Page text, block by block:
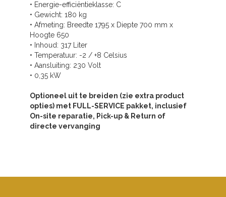
• Energie-efficiëntieklasse: C
• Gewicht: 180 kg
• Afmeting: Breedte 1795 x Diepte 700 mm x
Hoogte 650
• Inhoud: 317 Liter
• Temperatuur: -2 / +8 Celsius
• Aansluiting: 230 Volt
• 0,35 kW
Optioneel uit te breiden (zie extra product
opties) met FULL-SERVICE pakket, inclusief
On-site reparatie, Pick-up & Return of
directe vervanging